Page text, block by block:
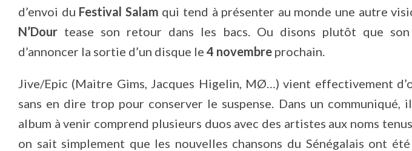
d’envoi du Festival Salam qui tend à présenter au monde une autre
N’Dour tease son retour dans les bacs. Ou disons plutôt que
d’annoncer la sortie d’un disque le 4 novembre prochain.
Jive/Epic (Maitre Gims, Jacques Higelin, MØ…) vient effectivement
sans en dire trop pour conserver le suspense. Dans un
album à venir comprend plusieurs duos avec des artistes aux noms
on sait simplement que les nouvelles chansons du Sénégalais ont été